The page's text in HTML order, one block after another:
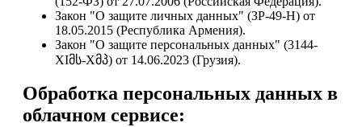
Закон "О защите личных данных" (ЗР-49-Н) от
18.05.2015 (Республика Армения).
Закон "О защите персональных данных" (3144-
XIმს-Xმპ) от 14.06.2023 (Грузия).
Обработка персональных данных в
облачном сервисе: